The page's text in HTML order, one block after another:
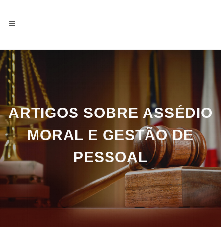
ARTIGOS SOBRE ASSÉDIO
MORAL E GESTÃO DE
PESSOAL